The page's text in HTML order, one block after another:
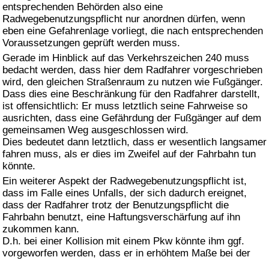
entsprechenden Behörden also eine
Radwegebenutzungspflicht nur anordnen dürfen, wenn
eben eine Gefahrenlage vorliegt, die nach entsprechenden
Voraussetzungen geprüft werden muss.
Gerade im Hinblick auf das Verkehrszeichen 240 muss
bedacht werden, dass hier dem Radfahrer vorgeschrieben
wird, den gleichen Straßenraum zu nutzen wie Fußgänger.
Dass dies eine Beschränkung für den Radfahrer darstellt,
ist offensichtlich: Er muss letztlich seine Fahrweise so
ausrichten, dass eine Gefährdung der Fußgänger auf dem
gemeinsamen Weg ausgeschlossen wird.
Dies bedeutet dann letztlich, dass er wesentlich langsamer
fahren muss, als er dies im Zweifel auf der Fahrbahn tun
könnte.
Ein weiterer Aspekt der Radwegebenutzungspflicht ist,
dass im Falle eines Unfalls, der sich dadurch ereignet,
dass der Radfahrer trotz der Benutzungspflicht die
Fahrbahn benutzt, eine Haftungsverschärfung auf ihn
zukommen kann.
D.h. bei einer Kollision mit einem Pkw könnte ihm ggf.
vorgeworfen werden, dass er in erhöhtem Maße bei der